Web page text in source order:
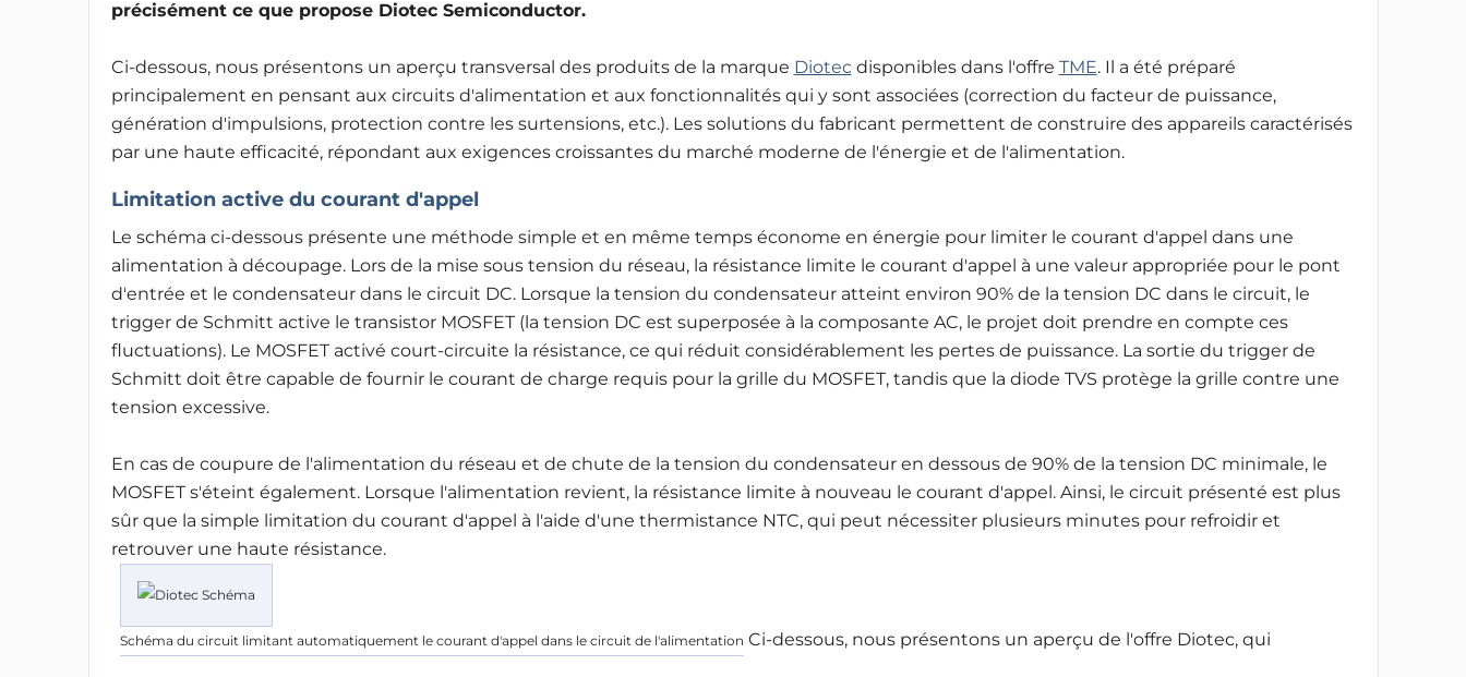
précisément ce que propose Diotec Semiconductor.
Ci-dessous, nous présentons un aperçu transversal des produits de la marque Diotecdisponibles dans l'offre TME. Il a été préparé
principalement en pensant aux circuits d'alimentation et aux fonctionnalités qui y sont associées (correction du facteur de puissance,
génération d'impulsions, protection contre les surtensions, etc.). Les solutions du fabricant permettent de construire des appareils caractérisés
par une haute efficacité, répondant aux exigences croissantes du marché moderne de l'énergie et de l'alimentation.
Limitation active du courant d'appel
Le schéma ci-dessous présente une méthode simple et en même temps économe en énergie pour limiter le courant d'appel dans une
alimentation à découpage. Lors de la mise sous tension du réseau, la résistance limite le courant d'appel à une valeur appropriée pour le pont
d'entrée et le condensateur dans le circuit DC. Lorsque la tension du condensateur atteint environ 90% de la tension DC dans le circuit, le
trigger de Schmitt active le transistor MOSFET (la tension DC est superposée à la composante AC, le projet doit prendre en compte ces
fluctuations). Le MOSFET activé court-circuite la résistance, ce qui réduit considérablement les pertes de puissance. La sortie du trigger de
Schmitt doit être capable de fournir le courant de charge requis pour la grille du MOSFET, tandis que la diode TVS protège la grille contre une
tension excessive.
En cas de coupure de l'alimentation du réseau et de chute de la tension du condensateur en dessous de 90% de la tension DC minimale, le
MOSFET s'éteint également. Lorsque l'alimentation revient, la résistance limite à nouveau le courant d'appel. Ainsi, le circuit présenté est plus
sûr que la simple limitation du courant d'appel à l'aide d'une thermistance NTC, qui peut nécessiter plusieurs minutes pour refroidir et
retrouver une haute résistance.
Schéma du circuit limitant automatiquement le courant d'appel dans le circuit de l'alimentation Ci-dessous, nous présentons un aperçu de l'offre Diotec, qui